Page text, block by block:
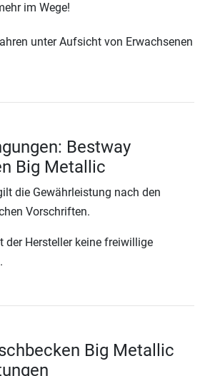
im Wege!
unter Aufsicht von Erwachsenen
Bestway
Big Metallic
die Gewährleistung nach den
Vorschriften.
der Hersteller keine freiwillige
Big Metallic